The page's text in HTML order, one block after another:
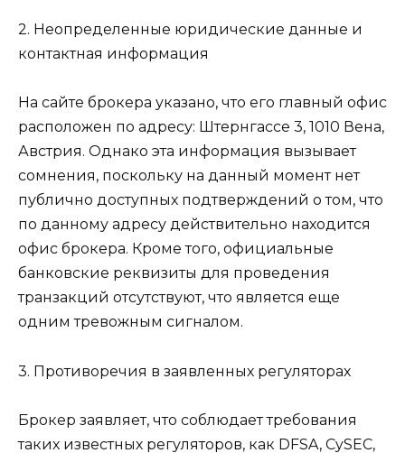
2. Неопределенные юридические данные и
контактная информация
На сайте брокера указано, что его главный офис
расположен по адресу: Штернгассе 3, 1010 Вена,
Австрия. Однако эта информация вызывает
сомнения, поскольку на данный момент нет
публично доступных подтверждений о том, что
по данному адресу действительно находится
офис брокера. Кроме того, официальные
банковские реквизиты для проведения
транзакций отсутствуют, что является еще
одним тревожным сигналом.
3. Противоречия в заявленных регуляторах
Брокер заявляет, что соблюдает требования
таких известных регуляторов, как DFSA, CySEC,